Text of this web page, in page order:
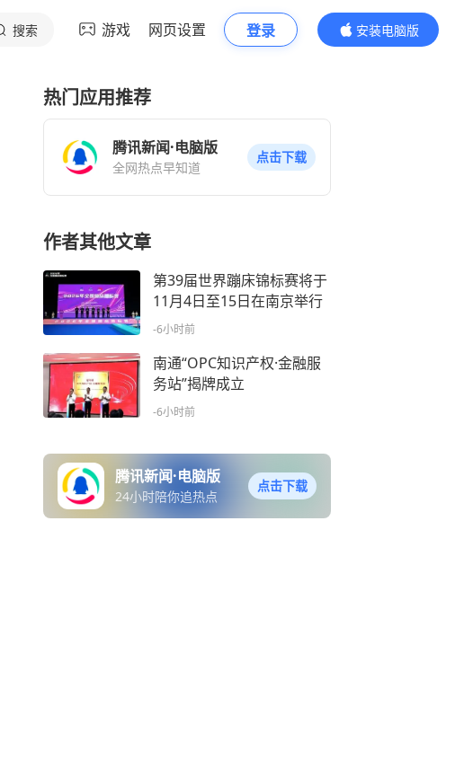
搜索 游戏 网页设置 登录
安装电脑版
内容更精彩
热门应用推荐
腾讯新闻·电脑版
全网热点早知道
点击下载
作者其他文章
第39届世界蹦床锦标赛将于
11月4日至15日在南京举行
-6小时前
南通“OPC知识产权·金融服
务站”揭牌成立
-6小时前
腾讯新闻·电脑版
24小时陪你追热点
点击下载